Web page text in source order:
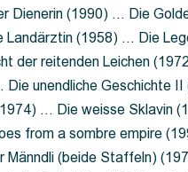
Dienerin (1990) … Die
Landärztin (1958) … Die
der reitenden Leichen
Die unendliche
… Die weisse Sklavin
from a sombre empire
Männdli (beide Staffeln)